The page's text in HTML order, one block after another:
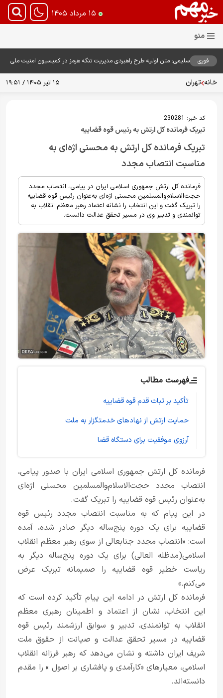
۱۵ مرداد ۱۴۰۵
فوری
سلیمی: متن اولیه طرح راهبردی مدیریت تنگه هرمز در کمیسیون امنیت ملی
خانه تهران ۱۵ تیر ۱۴۰۵ / ۱۹:۵۱
کد خبر: 230281
تبریک فرمانده کل ارتش به رئیس قوه قضاییه
تبریک فرمانده کل ارتش به محسنی اژه‌ای به
مناسبت انتصاب مجدد
فرمانده کل ارتش جمهوری اسلامی ایران در پیامی، انتصاب مجدد
حجت‌الاسلام‌والمسلمین محسنی اژه‌ای به‌عنوان رئیس قوه قضاییه
را تبریک گفت و این انتخاب را نشانه اعتماد رهبر معظم انقلاب به
توانمندی و تدبیر وی در مسیر تحقق عدالت دانست.
فهرست مطالب
تأکید بر ثبات قدم قوه قضاییه
حمایت ارتش از نهادهای خدمتگزار به ملت
آرزوی موفقیت برای دستگاه قضا
فرمانده کل ارتش جمهوری اسلامی ایران با صدور پیامی،
انتصاب مجدد حجت‌الاسلام‌والمسلمین محسنی اژه‌ای
به‌عنوان رئیس قوه قضاییه را تبریک گفت.
در این پیام که به مناسبت انتصاب مجدد رئیس قوه
قضاییه برای یک دوره پنج‌ساله دیگر صادر شده، آمده
است: «انتصاب مجدد جنابعالی از سوی رهبر معظم انقلاب
اسلامی(مدظله العالی) برای یک دوره پنج‌ساله دیگر به
ریاست خطیر قوه قضاییه را صمیمانه تبریک عرض
می‌کنم.»
فرمانده کل ارتش در ادامه این پیام تأکید کرده است که
این انتخاب، نشان از اعتماد و اطمینان رهبری معظم
انقلاب به توانمندی، تدبیر و سوابق ارزشمند رئیس قوه
قضاییه در مسیر تحقق عدالت و صیانت از حقوق ملت
شریف ایران داشته و نشان می‌دهد که رهبر فرزانه انقلاب
اسلامی، معیارهای «کارآمدی و پافشاری بر اصول » را مقدم
دانسته‌اند.